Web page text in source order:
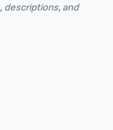
descriptions, and